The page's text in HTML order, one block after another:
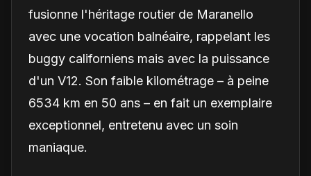
fusionne l'héritage routier de Maranello
avec une vocation balnéaire, rappelant les
buggy californiens mais avec la puissance
d'un V12. Son faible kilométrage – à peine
6534 km en 50 ans – en fait un exemplaire
exceptionnel, entretenu avec un soin
maniaque.